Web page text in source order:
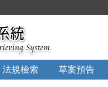
法規檢索 草案預告